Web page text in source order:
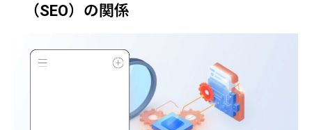
（SEO）の関係